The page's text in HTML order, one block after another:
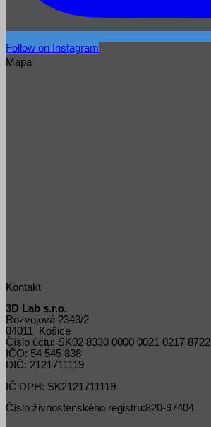
Follow on Instagram
Mapa
Kontakt
3D Lab s.r.o.
Rozvojová 2343/2
04011 Košice
Číslo účtu: SK02 8330 0000 0021 0217 8722
IČO: 54 545 838
DIČ: 2121711119
IČ DPH: SK2121711119
Číslo živnostenského registru:820-97404